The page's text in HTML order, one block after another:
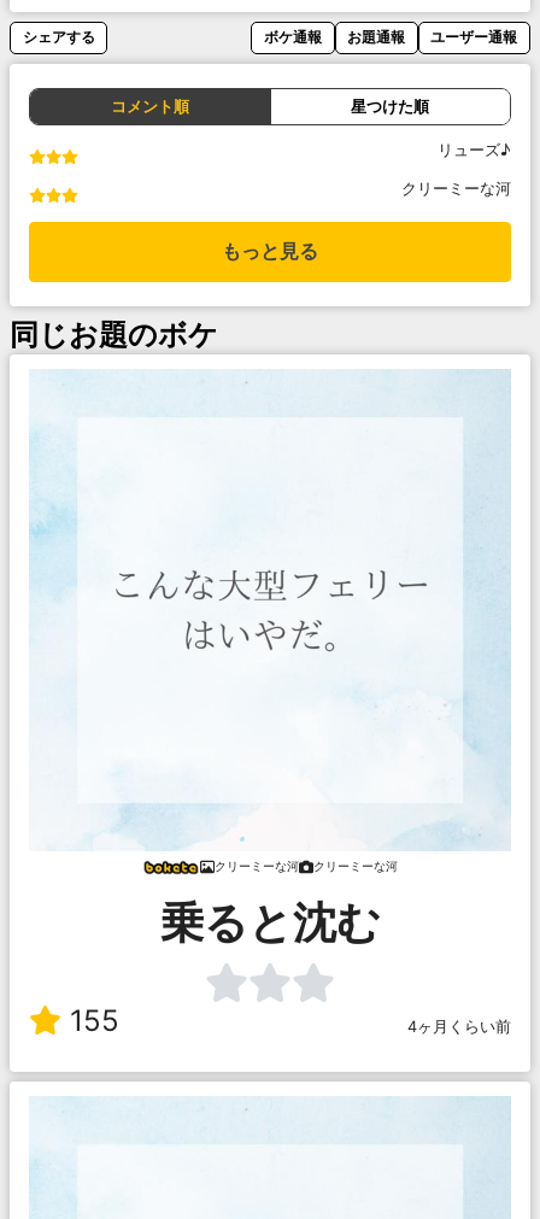
シェアする ボケ通報 お題通報 ユーザー通報
コメント順 星つけた順
リューズ♪
クリーミーな河
もっと見る
同じお題のボケ
クリーミーな河 クリーミーな河
乗ると沈む
155 4ヶ月くらい前